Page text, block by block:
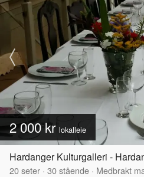
2 000 kr lokalleie
20seter · 30stående · Medbrakt